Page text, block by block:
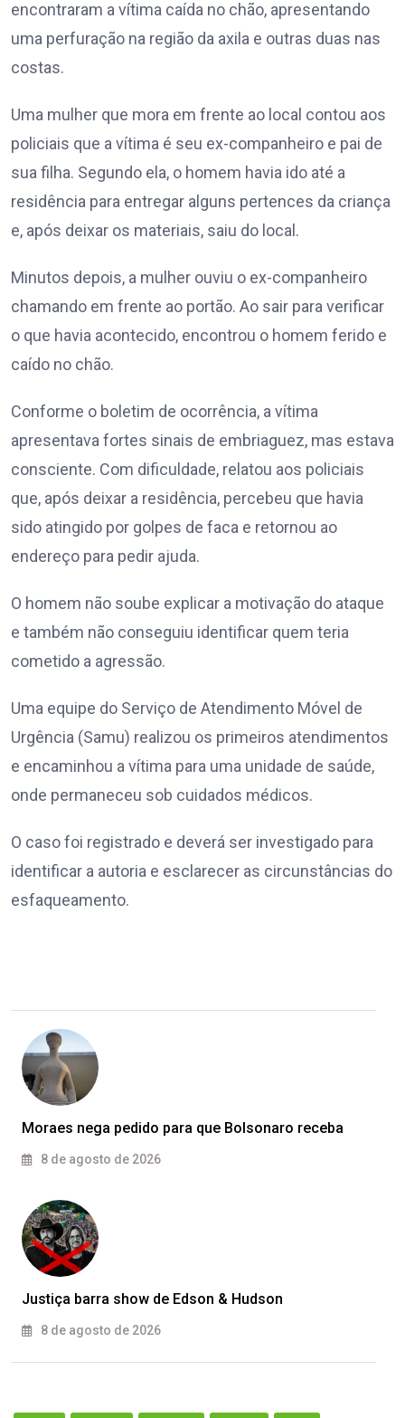
encontraram a vítima caída no chão, apresentando
uma perfuração na região da axila e outras duas nas
costas.
Uma mulher que mora em frente ao local contou aos
policiais que a vítima é seu ex-companheiro e pai de
sua filha. Segundo ela, o homem havia ido até a
residência para entregar alguns pertences da criança
e, após deixar os materiais, saiu do local.
Minutos depois, a mulher ouviu o ex-companheiro
chamando em frente ao portão. Ao sair para verificar
o que havia acontecido, encontrou o homem ferido e
caído no chão.
Conforme o boletim de ocorrência, a vítima
apresentava fortes sinais de embriaguez, mas estava
consciente. Com dificuldade, relatou aos policiais
que, após deixar a residência, percebeu que havia
sido atingido por golpes de faca e retornou ao
endereço para pedir ajuda.
O homem não soube explicar a motivação do ataque
e também não conseguiu identificar quem teria
cometido a agressão.
Uma equipe do Serviço de Atendimento Móvel de
Urgência (Samu) realizou os primeiros atendimentos
e encaminhou a vítima para uma unidade de saúde,
onde permaneceu sob cuidados médicos.
O caso foi registrado e deverá ser investigado para
identificar a autoria e esclarecer as circunstâncias do
esfaqueamento.
Moraes nega pedido para que Bolsonaro receba
8 de agosto de 2026
Justiça barra show de Edson & Hudson
8 de agosto de 2026